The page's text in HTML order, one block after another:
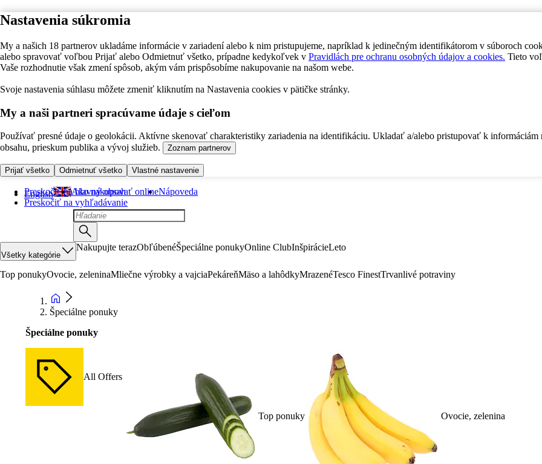
Nastavenia súkromia
My a našich 18 partnerov ukladáme informácie v zariadení alebo k nim pristupujeme, napríklad k jedinečným identifikátorom v súboroch
alebo spravovať voľbou Prijať alebo Odmietnuť všetko, prípadne kedykoľvek v Pravidlách pre ochranu osobných údajov a cookies. Tieto
Vaše rozhodnutie však zmení spôsob, akým vám prispôsobíme nakupovanie na našom webe.
Svoje nastavenia súhlasu môžete zmeniť kliknutím na Nastavenia cookies v pätičke stránky.
My a naši partneri spracúvame údaje s cieľom
Používať presné údaje o geolokácii. Aktívne skenovať charakteristiky zariadenia na identifikáciu. Ukladať a/alebo pristupovať k informáciám
obsahu, prieskum publika a vývoj služieb.
Zoznam partnerov
Prijať všetko Odmietnuť všetko Vlastné nastavenie
Preskočiť na hlavný obsah
Preskočiť na vyhľadávanie
English Ako nakupovať onlineNápoveda
Všetky kategórie
Nakupujte terazObľúbenéŠpeciálne ponukyOnline ClubInšpirácieLeto
Top ponukyOvocie, zeleninaMliečne výrobky a vajciaPekáreňMäso a lahôdkyMrazenéTesco FinestTrvanlivé potraviny
Špeciálne ponuky
Špeciálne ponuky
All Offers
Top ponuky Ovocie, zelenina